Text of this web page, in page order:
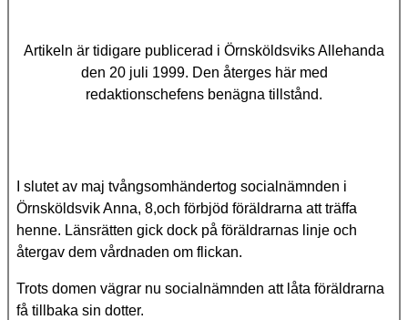
Artikeln är tidigare publicerad i Örnsköldsviks Allehanda
den 20 juli 1999. Den återges här med
redaktionschefens benägna tillstånd.
I slutet av maj tvångsomhändertog socialnämnden i
Örnsköldsvik Anna, 8,och förbjöd föräldrarna att träffa
henne. Länsrätten gick dock på föräldrarnas linje och
återgav dem vårdnaden om flickan.
Trots domen vägrar nu socialnämnden att låta föräldrarna
få tillbaka sin dotter.